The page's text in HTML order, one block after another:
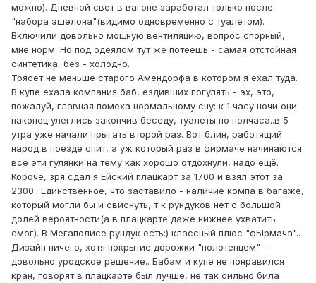
можно). Дневной свет в вагоне заработал только после
"набора эшелона"(видимо одновременно с туалетом).
Включили довольно мощную вентиляцию, вопрос спорный,
мне норм. Но под одеялом тут же потеешь - самая отстойная
синтетика, без - холодно.
Трясёт не меньше старого Амендорфа в котором я ехал туда.
В купе ехала компания баб, ездивших погулять - эх, это,
пожалуй, главная помеха нормальному сну: к 1 часу ночи они
наконец улеглись закончив беседу, туалеты по полчаса..в 5
утра уже начали прыгать второй раз. Вот блин, работящий
народ в поезде спит, а уж который раз в фирмаче начинаются
все эти гулянки на тему как хорошо отдохнули, надо ещё.
Короче, зря сдал я Ейский плацкарт за 1700 и взял этот за
2300.. Единственное, что заставило - наличие компа в багаже,
который могли бы и свиснуть, т к рундуков нет с большой
долей вероятности(а в плацкарте даже нижнее ухватить
смог). В Мегаполисе рундук есть:) классный плюс "фЫрмача"..
Дизайн ничего, хотя покрытие дорожки "полотенцем" -
довольно уродское решение.. Бабам и купе не понравился
кран, говорят в плацкарте был лучше, не так сильно била